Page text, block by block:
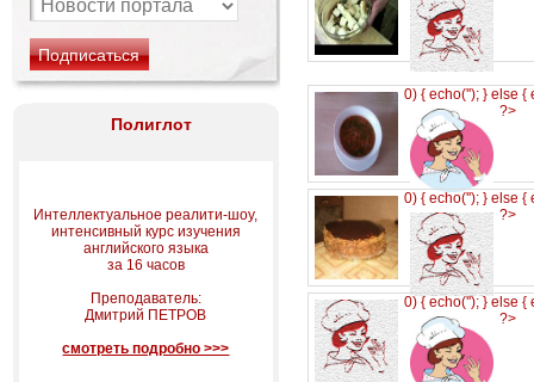
Полиглот
Интеллектуальное реалити-шоу,
интенсивный курс изучения
английского языка
за 16 часов
Преподаватель:
Дмитрий ПЕТРОВ
смотреть подробно >>>
0) { echo(''); } else {
?>
0) { echo(''); } else {
?>
0) { echo(''); } else {
?>